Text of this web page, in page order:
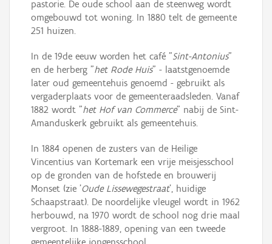
pastorie. De oude school aan de steenweg wordt
omgebouwd tot woning. In 1880 telt de gemeente
251 huizen.
In de 19de eeuw worden het café "Sint-Antonius"
en de herberg "het Rode Huis" - laatstgenoemde
later oud gemeentehuis genoemd - gebruikt als
vergaderplaats voor de gemeenteraadsleden. Vanaf
1882 wordt "het Hof van Commerce" nabij de Sint-
Amanduskerk gebruikt als gemeentehuis.
In 1884 openen de zusters van de Heilige
Vincentius van Kortemark een vrije meisjesschool
op de gronden van de hofstede en brouwerij
Monset (zie 'Oude Lissewegestraat', huidige
Schaapstraat). De noordelijke vleugel wordt in 1962
herbouwd, na 1970 wordt de school nog drie maal
vergroot. In 1888-1889, opening van een tweede